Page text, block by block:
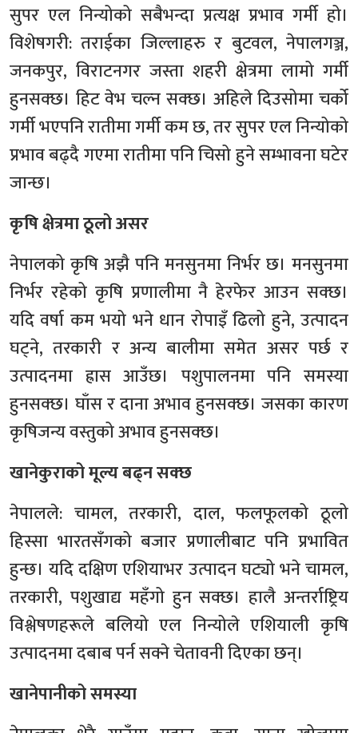
सुपर एल निन्योको सबैभन्दा प्रत्यक्ष प्रभाव गर्मी हो।
विशेषगरी: तराईका जिल्लाहरु र बुटवल, नेपालगञ्ज,
जनकपुर, विराटनगर जस्ता शहरी क्षेत्रमा लामो गर्मी
हुनसक्छ। हिट वेभ चल्न सक्छ। अहिले दिउसोमा चर्को
गर्मी भएपनि रातीमा गर्मी कम छ, तर सुपर एल निन्योको
प्रभाव बढ्दै गएमा रातीमा पनि चिसो हुने सम्भावना घटेर
जान्छ।
कृषि क्षेत्रमा ठूलो असर
नेपालको कृषि अझै पनि मनसुनमा निर्भर छ। मनसुनमा
निर्भर रहेको कृषि प्रणालीमा नै हेरफेर आउन सक्छ।
यदि वर्षा कम भयो भने धान रोपाइँ ढिलो हुने, उत्पादन
घट्ने, तरकारी र अन्य बालीमा समेत असर पर्छ र
उत्पादनमा ह्रास आउँछ। पशुपालनमा पनि समस्या
हुनसक्छ। घाँस र दाना अभाव हुनसक्छ। जसका कारण
कृषिजन्य वस्तुको अभाव हुनसक्छ।
खानेकुराको मूल्य बढ्न सक्छ
नेपालले: चामल, तरकारी, दाल, फलफूलको ठूलो
हिस्सा भारतसँगको बजार प्रणालीबाट पनि प्रभावित
हुन्छ। यदि दक्षिण एशियाभर उत्पादन घट्यो भने चामल,
तरकारी, पशुखाद्य महँगो हुन सक्छ। हालै अन्तर्राष्ट्रिय
विश्लेषणहरूले बलियो एल निन्योले एशियाली कृषि
उत्पादनमा दबाब पर्न सक्ने चेतावनी दिएका छन्।
खानेपानीको समस्या